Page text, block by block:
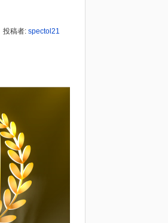
投稿者: spectol21